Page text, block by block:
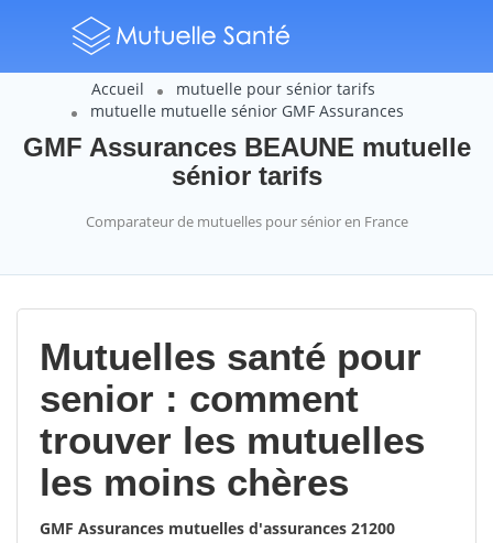
Accueil
mutuelle pour sénior tarifs
mutuelle mutuelle sénior GMF Assurances
GMF Assurances BEAUNE mutuelle
sénior tarifs
Comparateur de mutuelles pour sénior en France
Mutuelles santé pour
senior : comment
trouver les mutuelles
les moins chères
GMF Assurances mutuelles d'assurances 21200